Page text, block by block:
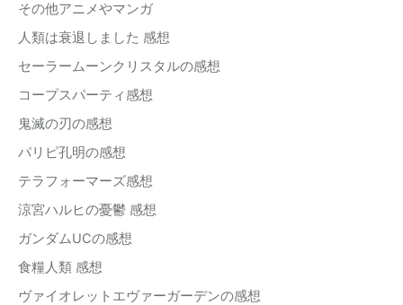
その他アニメやマンガ
人類は衰退しました 感想
セーラームーンクリスタルの感想
コープスパーティ感想
鬼滅の刃の感想
パリピ孔明の感想
テラフォーマーズ感想
涼宮ハルヒの憂鬱 感想
ガンダムUCの感想
食糧人類 感想
ヴァイオレットエヴァーガーデンの感想